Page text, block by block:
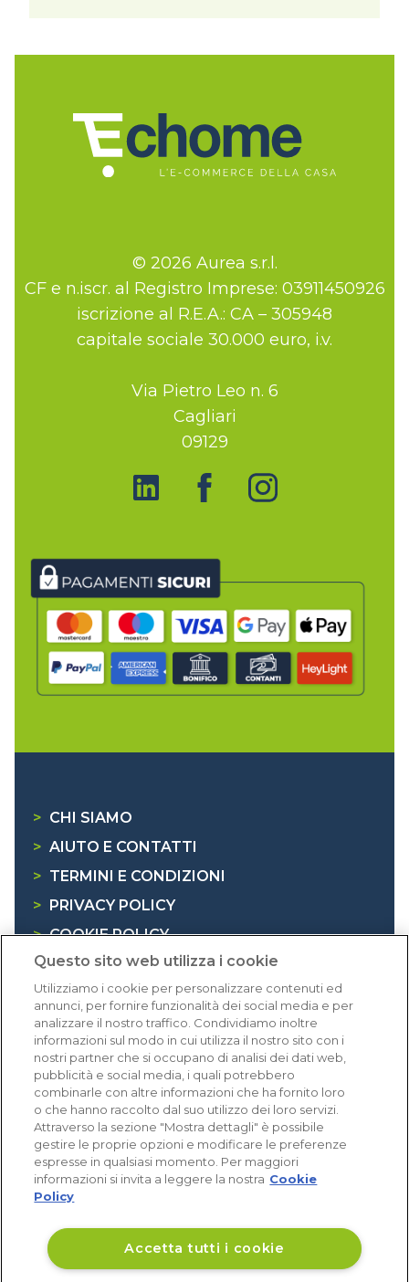
© 2026 Aurea s.r.l.
CF e n.iscr. al Registro Imprese: 03911450926
iscrizione al R.E.A.: CA – 305948
capitale sociale 30.000 euro, i.v.
Via Pietro Leo n. 6
Cagliari
09129
> CHI SIAMO
> AIUTO E CONTATTI
> TERMINI E CONDIZIONI
>
PRIVACY POLICY
> COOKIE POLICY
> INFORMATIVA RAEE
Dicono di noi
1.640 recensioni
Eccellente (4,8)
Acquisti verificati
Questo sito web utilizza i cookie
Utilizziamo i cookie per personalizzare contenuti ed
annunci, per fornire funzionalità dei social media e per
analizzare il nostro traffico. Condividiamo inoltre
informazioni sul modo in cui utilizza il nostro sito con i
nostri partner che si occupano di analisi dei dati web,
pubblicità e social media, i quali potrebbero
combinarle con altre informazioni che ha fornito loro
o che hanno raccolto dal suo utilizzo dei loro servizi.
Attraverso la sezione "Mostra dettagli" è possibile
gestire le proprie opzioni e modificare le preferenze
espresse in qualsiasi momento. Per maggiori
informazioni si invita a leggere la nostra Cookie
Policy
Accetta tutti i cookie